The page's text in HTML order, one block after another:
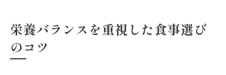
栄養バランスを重視した食事選び
のコツ